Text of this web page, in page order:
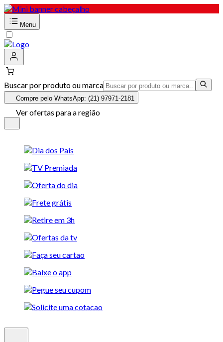
Menu
Buscar por produto ou marca
Compre pelo WhatsApp: (21) 97971-2181
Ver ofertas para a região